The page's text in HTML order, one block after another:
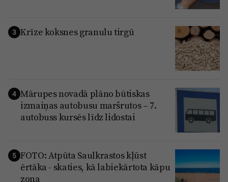
3 Krīze koksnes granulu tirgū
4 Mārupes novadā plāno būtiskas
izmaiņas autobusu maršrutos – 7.
autobuss kursēs līdz lidostai
5 FOTO: Atpūta Saulkrastos kļūst
ērtāka - skaties, kā labiekārtota kāpu
zona